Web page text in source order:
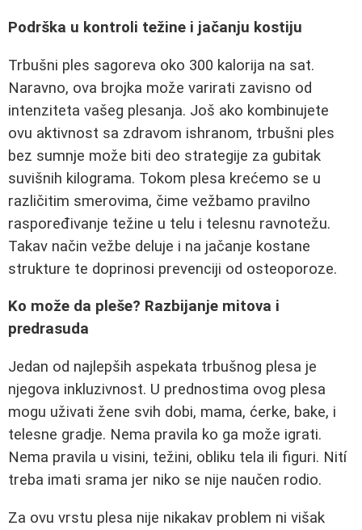
Podrška u kontroli težine i jačanju kostiju
Trbušni ples sagoreva oko 300 kalorija na sat.
Naravno, ova brojka može varirati zavisno od
intenziteta vašeg plesanja. Još ako kombinujete
ovu aktivnost sa zdravom ishranom, trbušni ples
bez sumnje može biti deo strategije za gubitak
suvišnih kilograma. Tokom plesa krećemo se u
različitim smerovima, čime vežbamo pravilno
raspoređivanje težine u telu i telesnu ravnotežu.
Takav način vežbe deluje i na jačanje kostane
strukture te doprinosi prevenciji od osteoporoze.
Ko može da pleše? Razbijanje mitova i
predrasuda
Jedan od najlepših aspekata trbušnog plesa je
njegova inkluzivnost. U prednostima ovog plesa
mogu uživati žene svih dobi, mama, ćerke, bake, i
telesne gradje. Nema pravila ko ga može igrati.
Nema pravila u visini, težini, obliku tela ili figuri. Nití
treba imati srama jer niko se nije naučen rodio.
Za ovu vrstu plesa nije nikakav problem ni višak